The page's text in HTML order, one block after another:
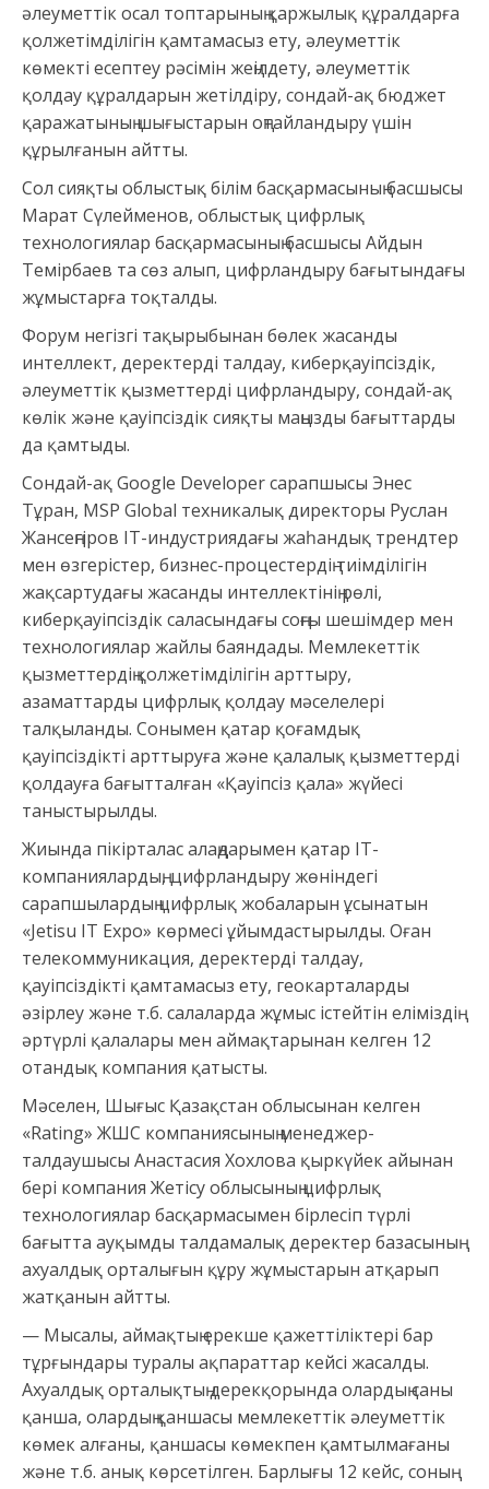
әлеуметтік осал топтарының қаржылық құралдарға
қолжетімділігін қамтамасыз ету, әлеуметтік
көмекті есептеу рәсімін жеңілдету, әлеуметтік
қолдау құралдарын жетілдіру, сондай-ақ бюджет
қаражатының шығыстарын оңтайландыру үшін
құрылғанын айтты.
Сол сияқты облыстық білім басқармасының басшысы
Марат Сүлейменов, облыстық цифрлық
технологиялар басқармасының басшысы Айдын
Темірбаев та сөз алып, цифрландыру бағытындағы
жұмыстарға тоқталды.
Форум негізгі тақырыбынан бөлек жасанды
интеллект, деректерді талдау, киберқауіпсіздік,
әлеуметтік қызметтерді цифрландыру, сондай-ақ
көлік және қауіпсіздік сияқты маңызды бағыттарды
да қамтыды.
Сондай-ақ Google Developer сарапшысы Энес
Тұран, MSP Global техникалық директоры Руслан
Жансеңгіров IT-индустриядағы жаһандық трендтер
мен өзгерістер, бизнес-процестердің тиімділігін
жақсартудағы жасанды интеллектінің рөлі,
киберқауіпсіздік саласындағы соңғы шешімдер мен
технологиялар жайлы баяндады. Мемлекеттік
қызметтердің қолжетімділігін арттыру,
азаматтарды цифрлық қолдау мәселелері
талқыланды. Сонымен қатар қоғамдық
қауіпсіздікті арттыруға және қалалық қызметтерді
қолдауға бағытталған «Қауіпсіз қала» жүйесі
таныстырылды.
Жиында пікірталас алаңдарымен қатар IT-
компаниялардың, цифрландыру жөніндегі
сарапшылардың цифрлық жобаларын ұсынатын
«Jetisu IT Expo» көрмесі ұйымдастырылды. Оған
телекоммуникация, деректерді талдау,
қауіпсіздікті қамтамасыз ету, геокарталарды
әзірлеу және т.б. салаларда жұмыс істейтін еліміздің
әртүрлі қалалары мен аймақтарынан келген 12
отандық компания қатысты.
Мәселен, Шығыс Қазақстан облысынан келген
«Rating» ЖШС компаниясының менеджер-
талдаушысы Анастасия Хохлова қыркүйек айынан
бері компания Жетісу облысының цифрлық
технологиялар басқармасымен бірлесіп түрлі
бағытта ауқымды талдамалық деректер базасының
ахуалдық орталығын құру жұмыстарын атқарып
жатқанын айтты.
— Мысалы, аймақтың ерекше қажеттіліктері бар
тұрғындары туралы ақпараттар кейсі жасалды.
Ахуалдық орталықтың дерекқорында олардың саны
қанша, олардың қаншасы мемлекеттік әлеуметтік
көмек алғаны, қаншасы көмекпен қамтылмағаны
және т.б. анық көрсетілген. Барлығы 12 кейс, соның